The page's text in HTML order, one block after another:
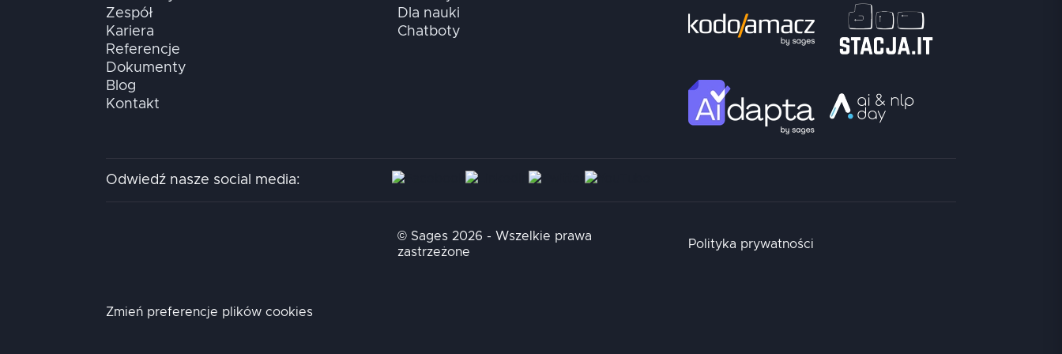
Zespół
Kariera
Referencje
Dokumenty
Blog
Kontakt
Dla nauki
Chatboty
Odwiedź nasze social media:
© Sages 2026 - Wszelkie prawa
zastrzeżone
Polityka prywatności
Zmień preferencje plików cookies